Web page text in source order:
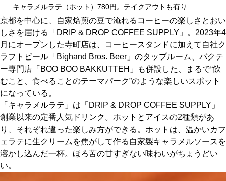
カレーが好き
京都おやつクラブ
私と店のはなし
今月の京みやげ
京都の書店
キャラメルラテ（ホット）780円。テイクアウトも有り
京都を中心に、自家焙煎の豆で淹れるコーヒーの楽しさとおい
しさを届ける「DRIP & DROP COFFEE SUPPLY」。2023年4
月にオープンした寺町店は、コーヒースタンドに加えて自社ク
ラフトビール「Bighand Bros. Beer」のタップルーム、バクテ
ー専門店「BOO BOO BAKKUTTEH」も併設した、まるで“飲
むこと、食べることのテーマパーク”のような楽しいスポット
になっている。
「キャラメルラテ」は「DRIP & DROP COFFEE SUPPLY」
創業以来の定番人気ドリンク。ホットとアイスの2種類があ
り、それぞれ違った楽しみ方ができる。ホットは、温かいカフ
ェラテに生クリームを焦がして作る自家製キャラメルソースを
溶かし込んだ一杯。ほろ苦の甘すぎない味わいがちょうどい
い。